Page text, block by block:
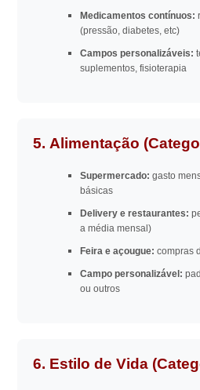
Medicamentos contínuos:
(pressão, diabetes, etc)
Campos personalizáveis:
suplementos, fisioterapia
5. Alimentação
Supermercado: gasto
básicas
Delivery e restaurantes:
a média mensal)
Feira e açougue: compras
Campo personalizável:
ou outros
6. Estilo de Vida